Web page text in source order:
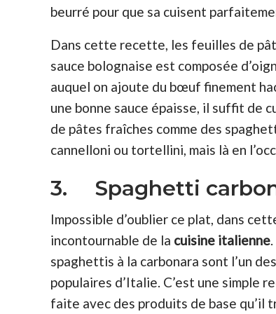
beurré pour que sa cuisent
Dans cette recette, les feuilles de
sauce bolognaise est composée
auquel on ajoute du bœuf finement
une bonne sauce épaisse, il suffit de
de pâtes fraîches comme des
cannelloni ou tortellini, mais là en
3. Spaghetti
Impossible d’oublier ce plat, dans
incontournable de la cuisine italienne
spaghettis à la carbonara sont l’un
populaires d’Italie. C’est une simple
faite avec des produits de base qu’il